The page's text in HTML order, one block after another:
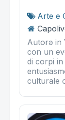
Arte e
Autorə in
con un
di corpi
culturale